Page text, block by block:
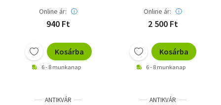
Online ár:
940 Ft
Kosárba
6 - 8 munkanap
Online ár:
2 500 Ft
Kosárba
6 - 8 munkanap
ANTIKVÁR ANTIKVÁR